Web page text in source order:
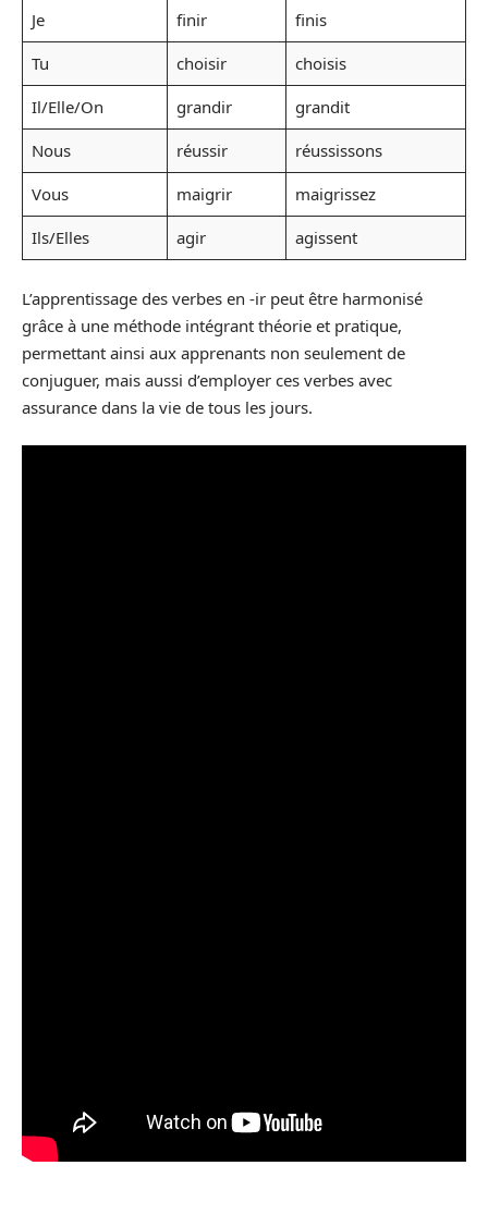
Je finir
finis
Tu
choisir
choisis
Il/Elle/On
grandir
grandit
Nous
réussir
réussissons
Vous
maigrir
maigrissez
Ils/Elles
agir agissent
L’apprentissage des verbes en -ir peut être harmonisé
grâce à une méthode intégrant théorie et pratique,
permettant ainsi aux apprenants non seulement de
conjuguer, mais aussi d’employer ces verbes avec
assurance dans la vie de tous les jours.